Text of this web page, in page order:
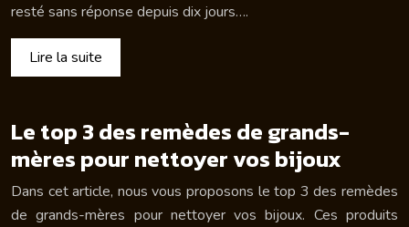
resté sans réponse depuis dix jours….
Lire la suite
Le top 3 des remèdes de grands-
mères pour nettoyer vos bijoux
Dans cet article, nous vous proposons le top 3 des remèdes
de grands-mères pour nettoyer vos bijoux. Ces produits